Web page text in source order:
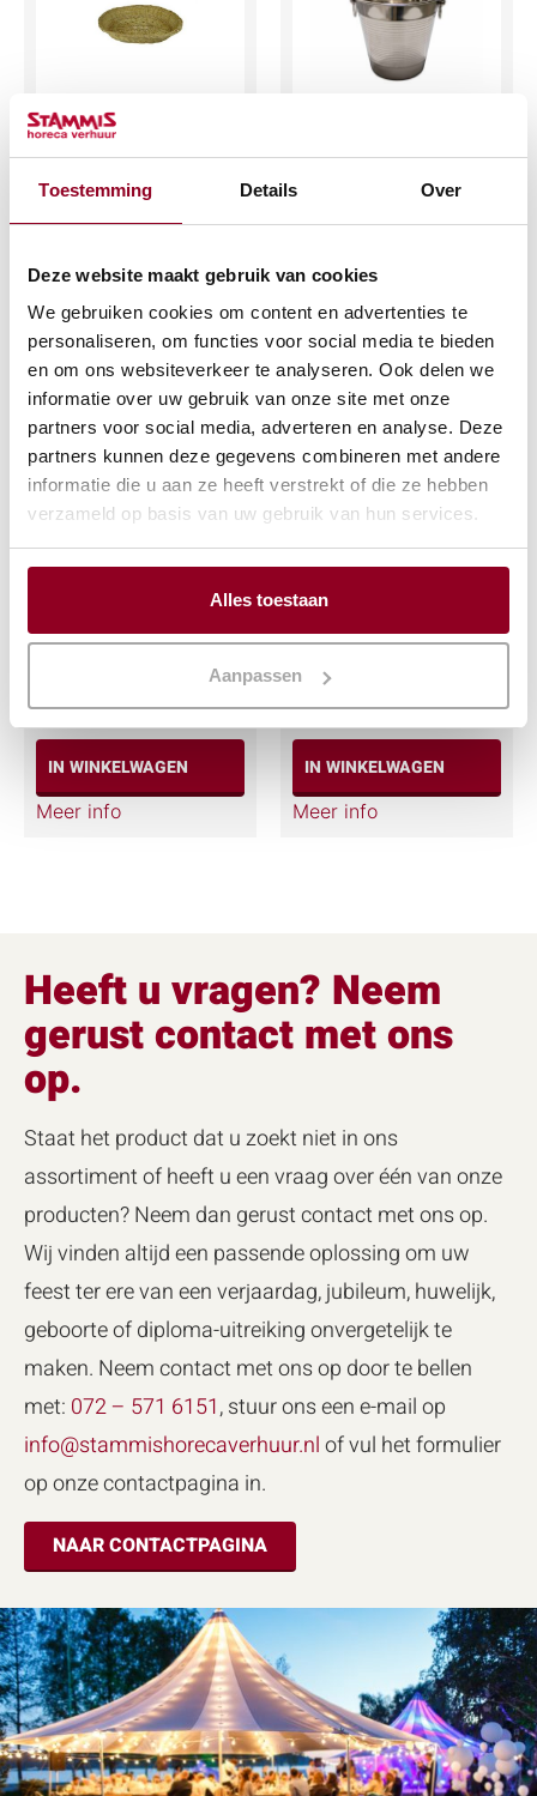
Toestemming Details Over
Deze website maakt gebruik van cookies
We gebruiken cookies om content en advertenties te
personaliseren, om functies voor social media te bieden
en om ons websiteverkeer te analyseren. Ook delen we
informatie over uw gebruik van onze site met onze
partners voor social media, adverteren en analyse. Deze
partners kunnen deze gegevens combineren met andere
informatie die u aan ze heeft verstrekt of die ze hebben
verzameld op basis van uw gebruik van hun services.
Alles toestaan
Aanpassen
Broodmandje ovaal
30x35cm. riet
€2,04
IN WINKELWAGEN
Meer info
€
IN WINKELWAGEN
Meer info
Soepterrine RVS
(excl. btw)
IN WINKELWAGEN
Meer info
Beenhamklem
€ 24,02
(excl. btw)
IN WINKELWAGEN
Meer info
Heeft u vragen? Neem
gerust contact met ons
op.
Staat het product dat u zoekt niet in ons
assortiment of heeft u een vraag over één van onze
producten? Neem dan gerust contact met ons op.
Wij vinden altijd een passende oplossing om uw
feest ter ere van een verjaardag, jubileum, huwelijk,
geboorte of diploma-uitreiking onvergetelijk te
maken. Neem contact met ons op door te bellen
met: 072 – 571 6151, stuur ons een e-mail op
info@stammishorecaverhuur.nlof vul het formulier
op onze contactpagina in.
NAAR CONTACTPAGINA